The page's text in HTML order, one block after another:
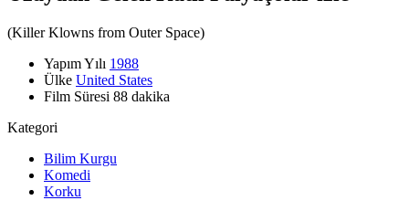
(Killer Klowns from Outer Space)
Yapım Yılı 1988
Ülke United States
Film Süresi 88 dakika
Kategori
Bilim Kurgu
Komedi
Korku